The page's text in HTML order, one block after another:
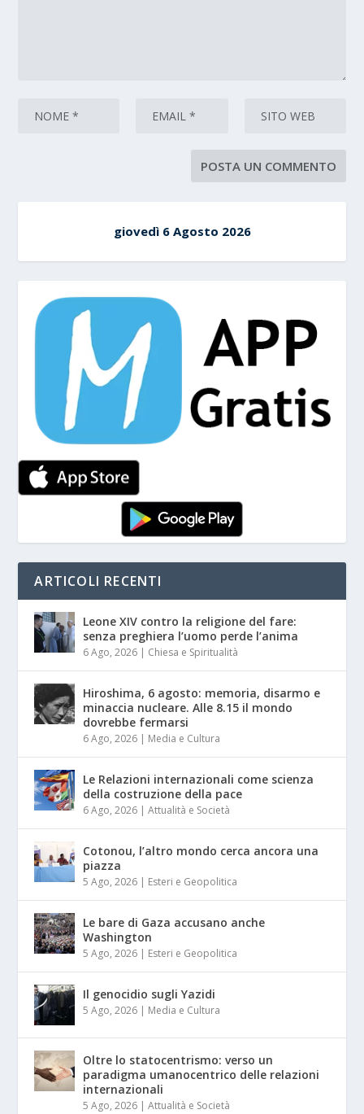
giovedì 6 Agosto 2026
ARTICOLI RECENTI
Leone XIV contro la religione del fare:
senza preghiera l’uomo perde l’anima
6 Ago, 2026 | Chiesa e Spiritualità
Hiroshima, 6 agosto: memoria, disarmo e
minaccia nucleare. Alle 8.15 il mondo
dovrebbe fermarsi
6 Ago, 2026 | Media e Cultura
Le Relazioni internazionali come scienza
della costruzione della pace
6 Ago, 2026 |Attualità e Società
Cotonou, l’altro mondo cerca ancora una
piazza
5 Ago, 2026 | Esteri e Geopolitica
Le bare di Gaza accusano anche
Washington
5 Ago, 2026 | Esteri e Geopolitica
Il genocidio sugli Yazidi
5 Ago, 2026 | Media e Cultura
Oltre lo statocentrismo: verso un
paradigma umanocentrico delle relazioni
internazionali
5 Ago, 2026 |Attualità e Società